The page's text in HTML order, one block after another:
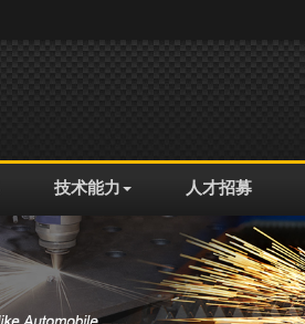
技术能力 人才招募